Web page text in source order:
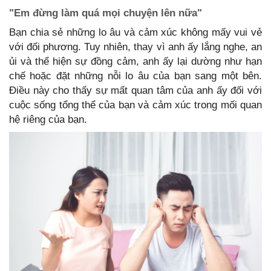
"Em đừng làm quá mọi chuyện lên nữa"
Bạn chia sẻ những lo âu và cảm xúc không mấy vui vẻ
với đối phương. Tuy nhiên, thay vì anh ấy lắng nghe, an
ủi và thể hiện sự đồng cảm, anh ấy lại dường như hạn
chế hoặc đặt những nỗi lo âu của bạn sang một bên.
Điều này cho thấy sự mất quan tâm của anh ấy đối với
cuộc sống tổng thể của bạn và cảm xúc trong mối quan
hệ riêng của bạn.